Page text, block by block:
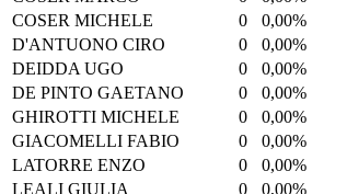
COSER MICHELE
0
0,00%
D'ANTUONO CIRO
0
0,00%
DEIDDA UGO
0
0,00%
DE PINTO GAETANO
0
0,00%
GHIROTTI MICHELE
0
0,00%
GIACOMELLI FABIO
0
0,00%
LATORRE ENZO
0
0,00%
LEALI GIULIA
0
0,00%